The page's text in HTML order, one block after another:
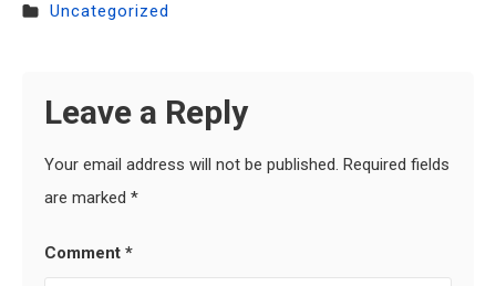
Uncategorized
Leave a Reply
Your email address will not be published. Required fields
are marked *
Comment *